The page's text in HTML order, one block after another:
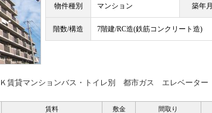
物件種別 マンション 築年月
階数/構造 7階建/RC造(鉄筋コンクリート造)
賃貸マンションバス・トイレ別 都市ガス エレベーター
賃料
敷金
間取り